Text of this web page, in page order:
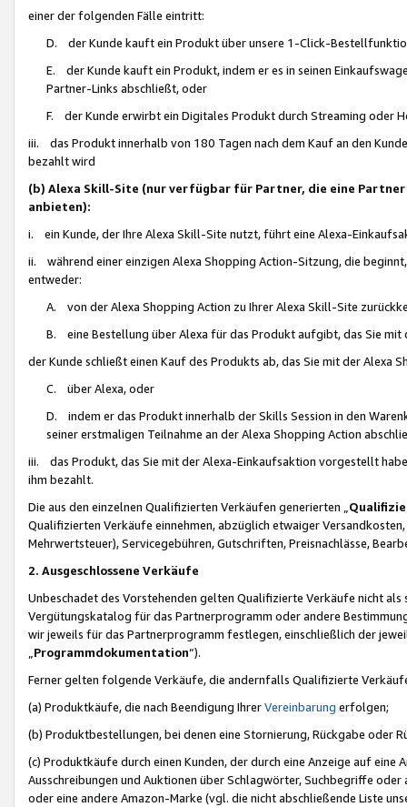
einer der folgenden Fälle eintritt:
D. der Kunde kauft ein Produkt über unsere 1-Click-
E. der Kunde kauft ein Produkt, indem er es in seinen
Partner-Links abschließt, oder
F. der Kunde erwirbt ein Digitales Produkt durch Streaming oder
iii. das Produkt innerhalb von 180 Tagen nach dem Kauf an den
bezahlt wird
(b) Alexa Skill-Site (nur verfügbar für Partner, die eine
anbieten):
i. ein Kunde, der Ihre Alexa Skill-Site nutzt, führt eine Alexa-
ii. während einer einzigen Alexa Shopping Action-Sitzung, die
entweder:
A. von der Alexa Shopping Action zu Ihrer Alexa Skill-Site
B. eine Bestellung über Alexa für das Produkt aufgibt, das Sie mit
der Kunde schließt einen Kauf des Produkts ab, das Sie mit der Alexa
C. über Alexa, oder
D. indem er das Produkt innerhalb der Skills Session in den
seiner erstmaligen Teilnahme an der Alexa Shopping Action
iii. das Produkt, das Sie mit der Alexa-Einkaufsaktion vorgestellt
ihm bezahlt.
Die aus den einzelnen Qualifizierten Verkäufen generierten „
Qualifizierten Verkäufe einnehmen, abzüglich etwaiger
Mehrwertsteuer), Servicegebühren, Gutschriften, Preisnachlässe,
2. Ausgeschlossene Verkäufe
Unbeschadet des Vorstehenden gelten Qualifizierte Verkäufe nicht
Vergütungskatalog für das Partnerprogramm oder andere
wir jeweils für das Partnerprogramm festlegen, einschließlich der
Programmdokumentation“).
Ferner gelten folgende Verkäufe, die andernfalls Qualifizierte
(a) Produktkäufe, die nach Beendigung IhrerVereinbarung erfolgen;
(b) Produktbestellungen, bei denen eine Stornierung, Rückgabe oder
(c) Produktkäufe durch einen Kunden, der durch eine Anzeige auf
Ausschreibungen und Auktionen über Schlagwörter, Suchbegriffe
oder eine andere Amazon-Marke (vgl. die nicht abschließende Liste